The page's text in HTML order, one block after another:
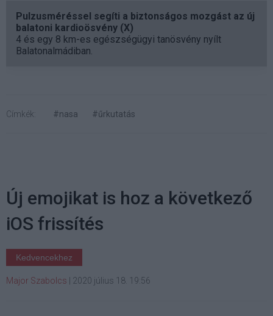
Pulzusméréssel segíti a biztonságos mozgást az új
balatoni kardioösvény (X)
4 és egy 8 km-es egészségügyi tanösvény nyílt
Balatonalmádiban.
Címkék: #nasa #űrkutatás
Új emojikat is hoz a következő
iOS frissítés
Kedvencekhez
Major Szabolcs 2020 július 18. 19:56